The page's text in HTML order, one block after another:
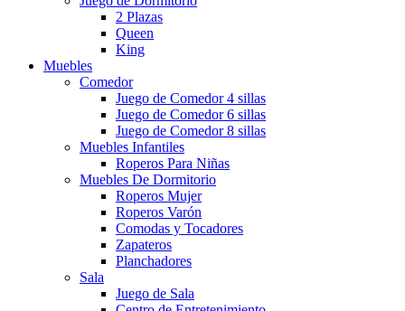
2 Plazas
Queen
King
Muebles
Comedor
Juego de Comedor 4 sillas
Juego de Comedor 6 sillas
Juego de Comedor 8 sillas
Muebles Infantiles
Roperos Para Niñas
Muebles De Dormitorio
Roperos Mujer
Roperos Varón
Comodas y Tocadores
Zapateros
Planchadores
Sala
Juego de Sala